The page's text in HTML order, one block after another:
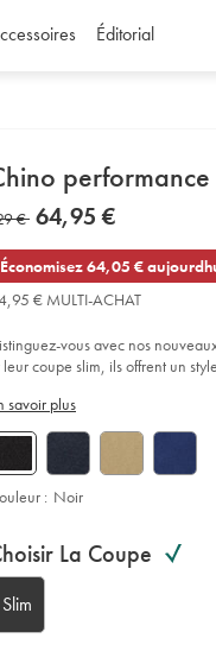
Éditorial
product:
www.charlestyrwhitt.com/fr/chino-
TRC0285BLK.html?
€ now
64,95
€
64,95 €
Économisez 64,05 €
€ MULTI-ACHAT
vous avec nos
leur coupe slim, ils offrent un
savoir plus
: Noir
La Coupe
Slim